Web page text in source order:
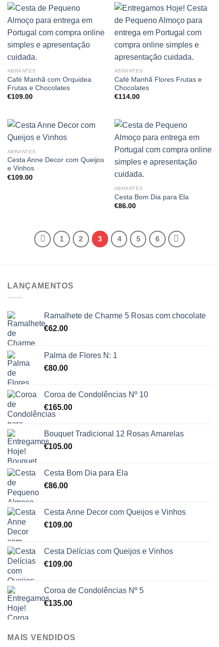
ABRANTES
Café Manhã com Orquidea
Frutas e Chocolates
€109.00
ABRANTES
Café Manhã Flores Frutas e
Chocolates
€114.00
ABRANTES
Cesta Anne Decor com Queijos
e Vinhos
€109.00
ABRANTES
Cesta Bom Dia para Ela
€86.00
1 2 3 4 5 6
LANÇAMENTOS
Ramalhete de Charme 5 Rosas com chocolate
€62.00
Palma de Flores N: 1
€80.00
Coroa de Condolências Nº 10
€165.00
Bouquet Tradicional 12 Rosas Amarelas
€105.00
Cesta Bom Dia para Ela
€86.00
Cesta Anne Decor com Queijos e Vinhos
€109.00
Cesta Delícias com Queijos e Vinhos
€109.00
Coroa de Condolências Nº 5
€135.00
MAIS VENDIDOS